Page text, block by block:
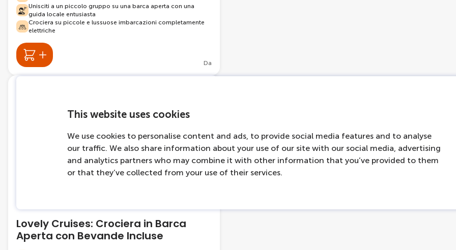
This website uses cookies
We use cookies to personalise content and ads, to provide social media features and to analyse
our traffic. We also share information about your use of our site with our social media, advertising
and analytics partners who may combine it with other information that you’ve provided to them
or that they’ve collected from your use of their services.
Unisciti a un piccolo gruppo su una barca aperta con una
guida locale entusiasta
Crociera su piccole e lussuose imbarcazioni completamente
elettriche
Da
Lovely Cruises: Crociera in Barca
Aperta con Bevande Incluse